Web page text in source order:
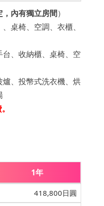
內有獨立房間）
桌椅、空調、衣櫃、
、收納櫃、桌椅、空
、投幣式洗衣機、烘
1年
418,800日圓